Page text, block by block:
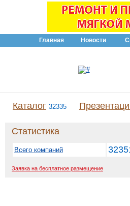
Главная Новости
Каталог 32335
Статистика
Всего компаний
Заявка на бесплатное размещение